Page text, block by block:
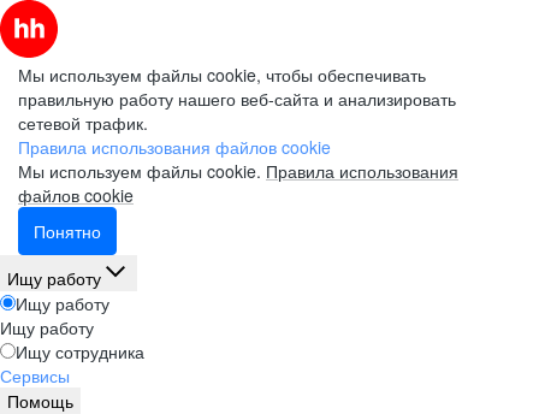
Мы используем файлы cookie, чтобы обеспечивать
правильную работу нашего веб-сайта и анализировать
сетевой трафик.
Правила использования файлов cookie
Мы используем файлы cookie. Правила использования
файлов cookie
Понятно
Ищу работу
Ищу работу
Ищу работу
Ищу сотрудника
Сервисы
Помощь